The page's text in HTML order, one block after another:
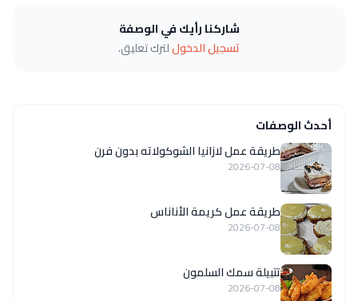
شاركنا رأيك في الوصفة
تسجيل الدخوللترك تعليق.
أحدث الوصفات
طريقة عمل لازانيا الشوكولاته بدون فرن
2026-07-08
طريقة عمل كريمة الأناناس
2026-07-08
تتبيلة سمك السلمون
2026-07-08